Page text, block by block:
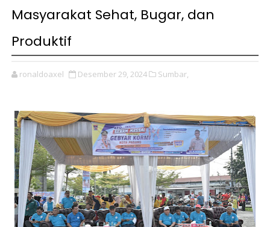
Masyarakat Sehat, Bugar, dan
Produktif
ronaldoaxel Desember 29, 2024 Sumbar,